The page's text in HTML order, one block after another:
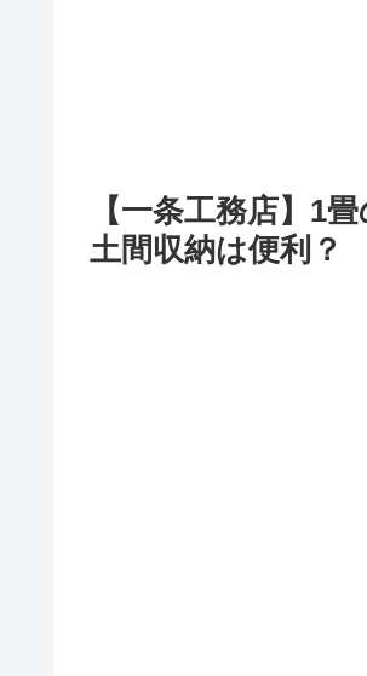
【一条工務店】1
土間収納は便利？